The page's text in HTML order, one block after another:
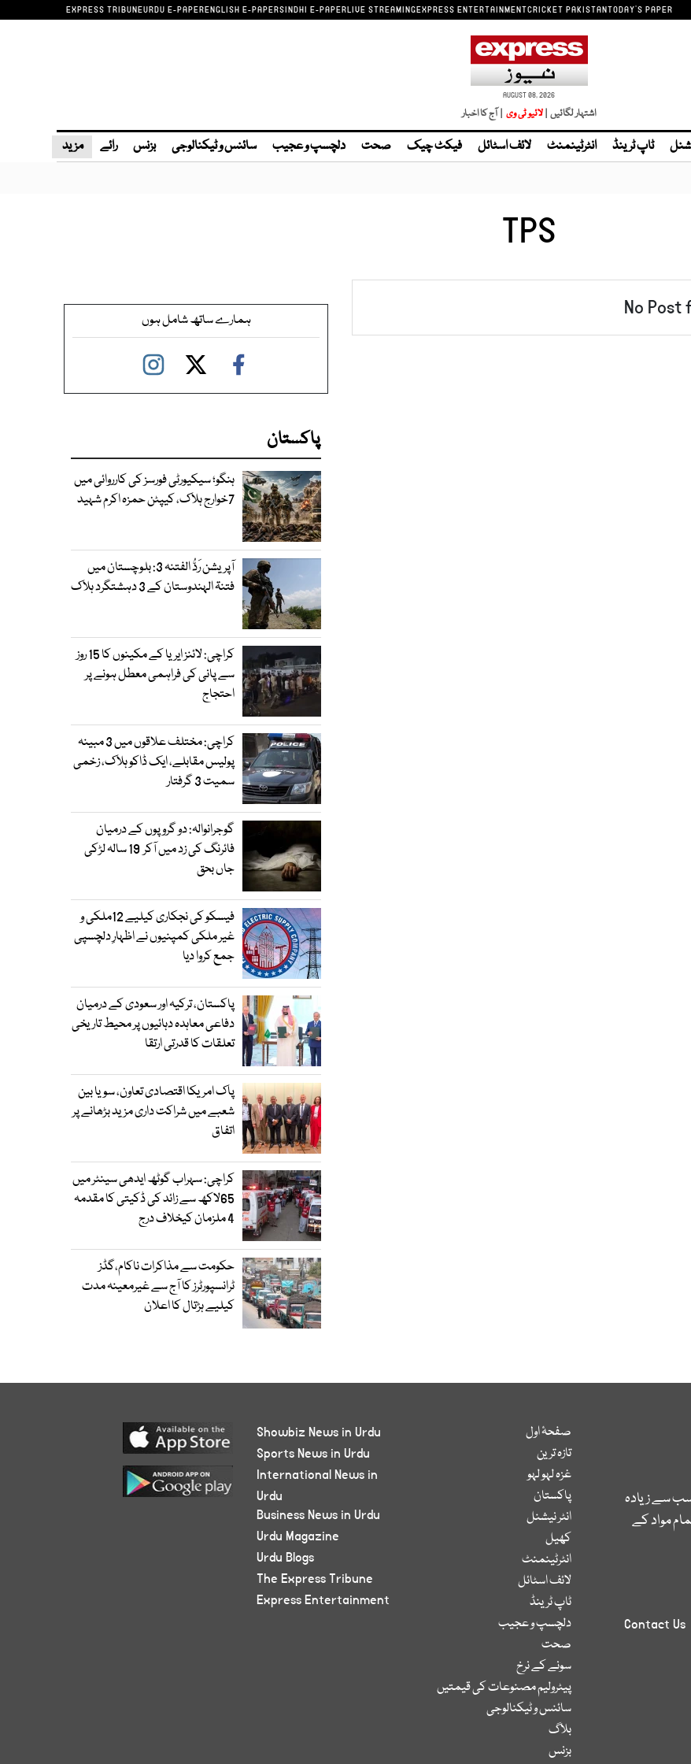
EXPRESS TRIBUNEURDU E-PAPERENGLISH E-PAPERSINDHI E-PAPERLIVE STREAMINGEXPRESS ENTERTAINMENTCRICKET PAKISTANTODAY'S PAPER
AUGUST 08, 2026
اشتہار لگائیں | | آج کا اخبار
ٹاپ ٹرینڈ انٹرٹینمنٹ لائف اسٹائل فیکٹ چیک صحت دلچسپ و عجیب سائنس و ٹیکنالوجی بزنس رائے مزید
TPS
No Post ہمارے ساتھ شامل ہوں
پاکستان
ہنگو؛ سیکیورٹی فورسز کی کارروائی میں
7خوارج ہلاک، کیپٹن حمزہ اکرم شہید
آپریشن رَدُّ الفتنہ 3: بلوچستان میں
فتنۃ الہندوستان کے 3 دہشتگرد ہلاک
کراچی: لائنز ایریا کے مکینوں کا 15 روز
سے پانی کی فراہمی معطل ہونے پر
احتجاج
کراچی: مختلف علاقوں میں 3 مبینہ
پولیس مقابلے، ایک ڈاکو ہلاک، زخمی
سمیت 3 گرفتار
گوجرانوالہ: دو گروپوں کے درمیان
فائرنگ کی زد میں آکر 19 سالہ لڑکی
جاں بحق
فیسکو کی نجکاری کیلیے 12ملکی و
غیر ملکی کمپنیوں نے اظہارِ دلچسپی
جمع کروا دیا
پاکستان، ترکیہ اور سعودی کے درمیان
دفاعی معاہدہ دہائیوں پر محیط تاریخی
تعلقات کا قدرتی ارتقا
پاک امریکا اقتصادی تعاون، سویا بین
شعبے میں شراکت داری مزید بڑھانے پر
اتفاق
کراچی: سہراب گوٹھ ایدھی سینٹر میں
65لاکھ سے زائد کی ڈکیتی کا مقدمہ
4 ملزمان کیخلاف درج
حکومت سے مذاکرات ناکام،گڈز
ٹرانسپورٹرز کا آج سے غیرمعینہ مدت
کیلیے ہڑتال کا اعلان
سے زیادہ
مواد کے
Contact Us
صفحۂ اول
تازہ ترین
غزہ لہو لہو
پاکستان
انٹر نیشنل
کھیل
انٹرٹینمنٹ
لائف اسٹائل
ٹاپ ٹرینڈ
دلچسپ و عجیب
صحت
سونے کے نرخ
پیٹرولیم مصنوعات کی قیمتیں
سائنس و ٹیکنالوجی
بلاگ
بزنس
Showbiz News in Urdu
Sports News in Urdu
International News in
Urdu
Business News in Urdu
Urdu Magazine
Urdu Blogs
The Express Tribune
Express Entertainment